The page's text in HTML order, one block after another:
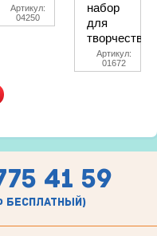
Артикул:
04250
набор
для
творчества
Артикул:
01672
41 59
бесплатный)